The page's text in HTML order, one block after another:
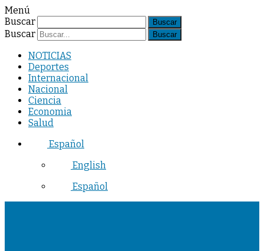
Menú
Buscar
Buscar
NOTICIAS
Deportes
Internacional
Nacional
Ciencia
Economia
Salud
Español
English
Español